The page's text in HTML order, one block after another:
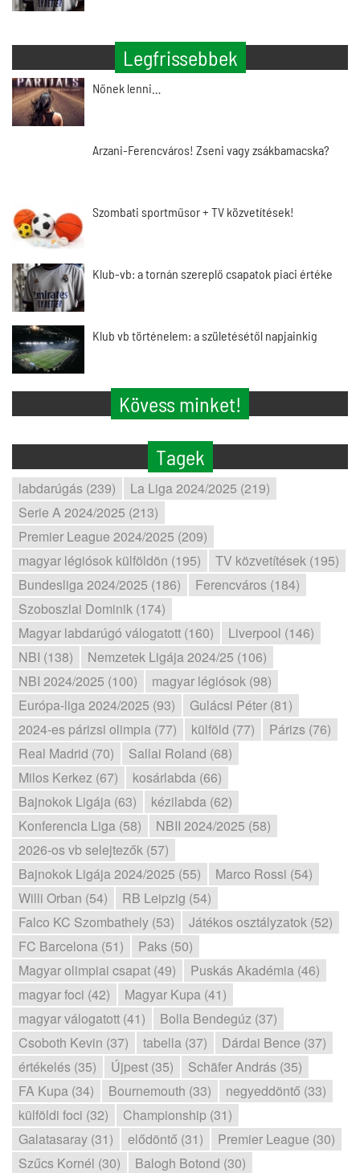
Legfrissebbek
Nőnek lenni…
Arzani-Ferencváros! Zseni vagy zsákbamacska?
Szombati sportműsor + TV közvetítések!
Klub-vb: a tornán szereplő csapatok piaci értéke
Klub vb történelem: a születésétől napjainkig
Kövess minket!
Tagek
labdarúgás (239)
La Liga 2024/2025 (219)
Serie A 2024/2025 (213)
Premier League 2024/2025 (209)
magyar légiósok külföldön (195)
TV közvetítések (195)
Bundesliga 2024/2025 (186)
Ferencváros (184)
Szoboszlai Dominik (174)
Magyar labdarúgó válogatott (160)
Liverpool (146)
NBI (138)
Nemzetek Ligája 2024/25 (106)
NBI 2024/2025 (100)
magyar légiósok (98)
Európa-liga 2024/2025 (93)
Gulácsi Péter (81)
2024-es párizsi olimpia (77)
külföld (77)
Párizs (76)
Real Madrid (70)
Sallai Roland (68)
Milos Kerkez (67)
kosárlabda (66)
Bajnokok Ligája (63)
kézilabda (62)
Konferencia Liga (58)
NBII 2024/2025 (58)
2026-os vb selejtezők (57)
Bajnokok Ligája 2024/2025 (55)
Marco Rossi (54)
Willi Orban (54)
RB Leipzig (54)
Falco KC Szombathely (53)
Játékos osztályzatok (52)
FC Barcelona (51)
Paks (50)
Magyar olimpiai csapat (49)
Puskás Akadémia (46)
magyar foci (42)
Magyar Kupa (41)
magyar válogatott (41)
Bolla Bendegúz (37)
Csoboth Kevin (37)
tabella (37)
Dárdai Bence (37)
értékelés (35)
Újpest (35)
Schäfer András (35)
FA Kupa (34)
Bournemouth (33)
negyeddöntő (33)
külföldi foci (32)
Championship (31)
Galatasaray (31)
elődöntő (31)
Premier League (30)
Szűcs Kornél (30)
Balogh Botond (30)